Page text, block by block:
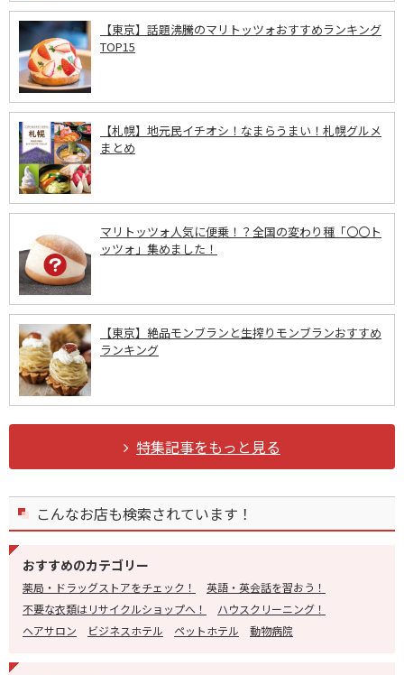
【東京】話題沸騰のマリトッツォおすすめランキング
TOP15
【札幌】地元民イチオシ！なまらうまい！札幌グルメ
まとめ
マリトッツォ人気に便乗！？全国の変わり種「〇〇ト
ッツォ」集めました！
【東京】絶品モンブランと生搾りモンブランおすすめ
ランキング
特集記事をもっと見る
こんなお店も検索されています！
おすすめのカテゴリー
薬局・ドラッグストアをチェック！
英語・英会話を習おう！
不要な衣類はリサイクルショップへ！
ハウスクリーニング！
ヘアサロン
ビジネスホテル ペットホテル 動物病院